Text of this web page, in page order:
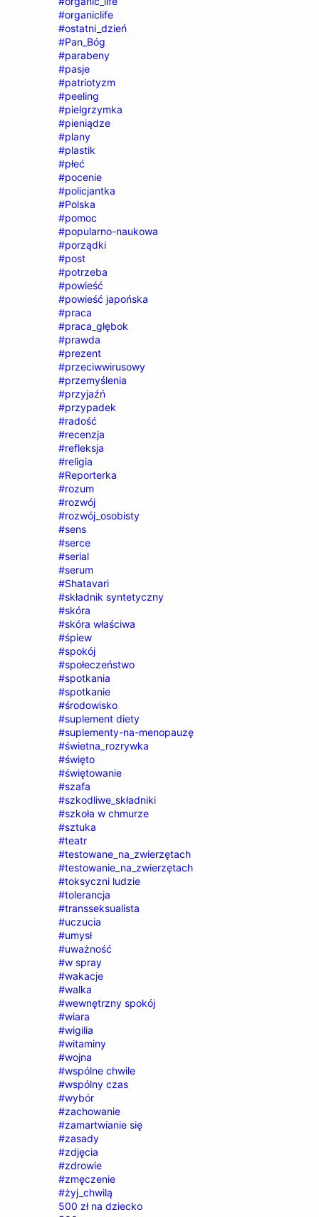
#organiclife
#ostatni_dzień
#Pan_Bóg
#parabeny
#pasje
#patriotyzm
#peeling
#pielgrzymka
#pieniądze
#plany
#plastik
#płeć
#pocenie
#policjantka
#Polska
#pomoc
#popularno-naukowa
#porządki
#post
#potrzeba
#powieść
#powieść japońska
#praca
#praca_głębok
#prawda
#prezent
#przeciwwirusowy
#przemyślenia
#przyjaźń
#przypadek
#radość
#recenzja
#refleksja
#religia
#Reporterka
#rozum
#rozwój
#rozwój_osobisty
#sens
#serce
#serial
#serum
#Shatavari
#składnik syntetyczny
#skóra
#skóra właściwa
#śpiew
#spokój
#społeczeństwo
#spotkania
#spotkanie
#środowisko
#suplement diety
#suplementy-na-menopauzę
#świetna_rozrywka
#święto
#świętowanie
#szafa
#szkodliwe_składniki
#szkoła w chmurze
#sztuka
#teatr
#testowane_na_zwierzętach
#testowanie_na_zwierzętach
#toksyczni ludzie
#tolerancja
#transseksualista
#uczucia
#umysł
#uważność
#w spray
#wakacje
#walka
#wewnętrzny spokój
#wiara
#wigilia
#witaminy
#wojna
#wspólne chwile
#wspólny czas
#wybór
#zachowanie
#zamartwianie się
#zasady
#zdjęcia
#zdrowie
#zmęczenie
#żyj_chwilą
500 zł na dziecko